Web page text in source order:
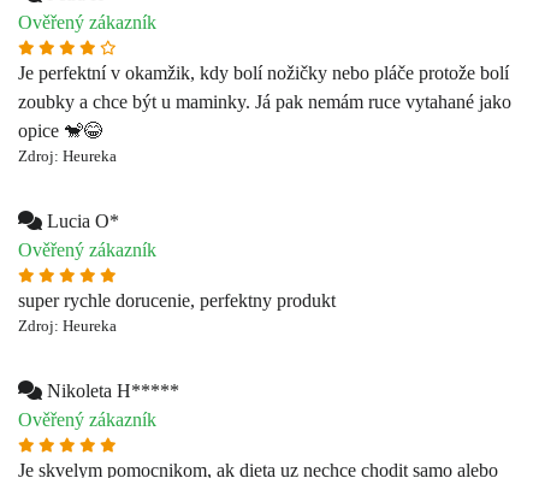
Lucia O*
Ověřený zákazník
super rychle dorucenie, perfektny produkt
Zdroj: Heureka
Nikoleta H*****
Ověřený zákazník
Je skvelym pomocnikom, ak dieta uz nechce chodit samo alebo
pri presune z auta, keď mam dalsich milion veci v ruke 🙊